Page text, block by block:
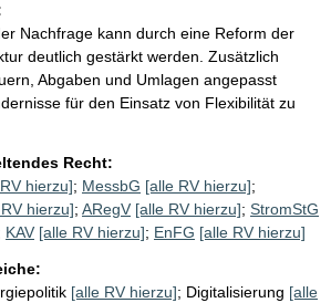
Nachfrage kann durch eine Reform der
deutlich gestärkt werden. Zusätzlich
Abgaben und Umlagen angepasst
für den Einsatz von Flexibilität zu
Recht:
hierzu]; MessbG [alle RV hierzu];
hierzu]; ARegV [alle RV hierzu]; StromStG
KAV [alle RV hierzu]; EnFG [alle RV hierzu]
[alle RV hierzu]; Digitalisierung [alle